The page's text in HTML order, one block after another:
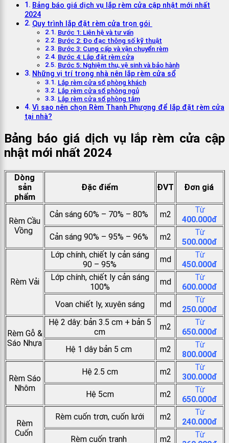
Bảng báo giá dịch vụ lắp rèm cửa cập nhật mới nhất
2024
Quy trình lắp đặt rèm cửa trọn gói
Bước 1: Liên hệ và tư vấn
Bước 2: Đo đạc thông số kỹ thuật
Bước 3: Cung cấp và vận chuyển rèm
Bước 4: Lắp đặt rèm cửa
Bước 5: Nghiệm thu, vệ sinh và bảo hành
Những vị trí trong nhà nên lắp rèm cửa sổ
Lắp rèm cửa sổ phòng khách
Lắp rèm cửa sổ phòng ngủ
Lắp rèm cửa sổ phòng tắm
Vì sao nên chọn Rèm Thanh Phượng để lắp đặt rèm cửa
tại nhà?
Bảng báo giá dịch vụ lắp rèm cửa cập
nhật mới nhất 2024
Dòng
sản
phẩm
Đặc điểm ĐVT Đơn giá
Rèm Cầu
Vồng
Cản sáng 60% – 70% – 80% m2
Từ
400.000đ
Cản sáng 90% – 95% – 96%
m2
Từ
500.000đ
Rèm Vải
Lớp chính, chiết ly cản sáng
90 – 95%
md
Từ
450.000đ
Lớp chính, chiết ly cản sáng
100%
md
Từ
600.000đ
Voan chiết ly, xuyên sáng
md
Từ
250.000đ
Rèm Gỗ &
Sáo Nhựa
Hệ 2 dây: bản 3.5 cm + bản 5
cm
m2
Từ
650.000đ
Hệ 1 dây bản 5 cm
m2
Từ
800.000đ
Rèm Sáo
Nhôm
Hệ 2.5 cm m2
Từ
300.000đ
Hệ 5cm
m2
Từ
650.000đ
Rèm
Cuốn
Rèm cuốn trơn, cuốn lưới m2
Từ
240.000đ
Rèm cuốn tranh
m2
Từ